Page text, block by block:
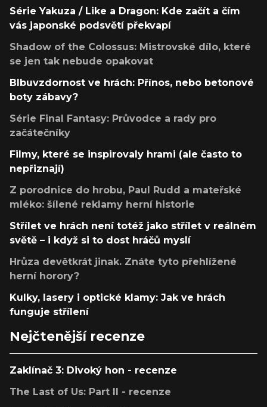
Série Yakuza / Like a Dragon: Kde začít a čím
vás japonské podsvětí překvapí
Shadow of the Colossus: Mistrovské dílo, které
se jen tak nebude opakovat
Blbuvzdornost ve hrách: Přínos, nebo betonové
boty zábavy?
Série Final Fantasy: Průvodce a rady pro
začátečníky
Filmy, které se inspirovaly hrami (ale často to
nepřiznají)
Z porodnice do hrobu, Paul Rudd a mateřské
mléko: šílené reklamy herní historie
Střílet ve hrách není totéž jako střílet v reálném
světě – i když si to dost hráčů myslí
Hrůza devětkrát jinak. Znáte tyto přehlížené
herní horory?
Kulky, lasery i optické klamy: Jak ve hrách
funguje střílení
Nejčtenější recenze
Zaklínač 3: Divoký hon - recenze
The Last of Us: Part II - recenze